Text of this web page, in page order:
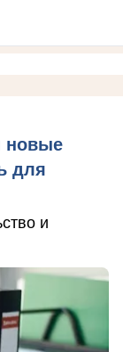
новые
для
и